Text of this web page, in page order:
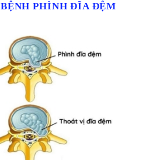
BỆNH PHÌNH ĐĨA ĐỆM